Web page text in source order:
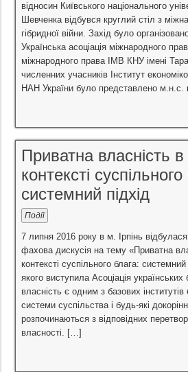
відносин Київського національного
Шевченка відбувся круглий стіл з
гібридної війни. Захід було
Українська асоціація міжнародного
міжнародного права ІМВ КНУ імені
численних учасників Інститут
НАН України було представлено м.н.с.
Приватна власність в
контексті
системний підхід
Події
7 липня 2016 року в м. Ірпінь
фахова дискусія на тему «Приватна
контексті суспільного блага: системний
якого виступила Асоціація українських
власність є одним з базових інститутів
системи суспільства і будь-які
розпочинаються з відповідних
власності. […]